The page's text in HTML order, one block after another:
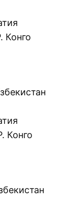
Конго
Конго